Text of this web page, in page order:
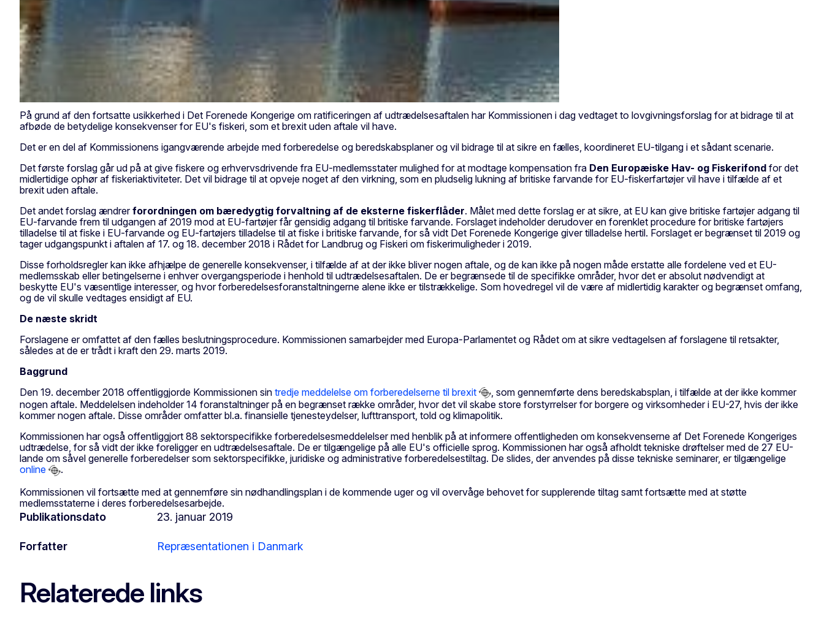
På grund af den fortsatte usikkerhed i Det Forenede Kongerige om ratificeringen af udtrædelsesaftalen har Kommissionen i dag vedtaget to lovgivningsforslag for at bidrage til at
afbøde de betydelige konsekvenser for EU's fiskeri, som et brexit uden aftale vil have.
Det er en del af Kommissionens igangværende arbejde med forberedelse og beredskabsplaner og vil bidrage til at sikre en fælles, koordineret EU-tilgang i et sådant scenarie.
Det første forslag går ud på at give fiskere og erhvervsdrivende fra EU-medlemsstater mulighed for at modtage kompensation fra Den Europæiske Hav- og Fiskerifond for det
midlertidige ophør af fiskeriaktiviteter. Det vil bidrage til at opveje noget af den virkning, som en pludselig lukning af britiske farvande for EU-fiskerfartøjer vil have i tilfælde af et
brexit uden aftale.
Det andet forslag ændrerforordningen om bæredygtig forvaltning af de eksterne fiskerflåder. Målet med dette forslag er at sikre, at EU kan give britiske fartøjer adgang til
EU-farvande frem til udgangen af 2019 mod at EU-fartøjer får gensidig adgang til britiske farvande. Forslaget indeholder derudover en forenklet procedure for britiske fartøjers
tilladelse til at fiske i EU-farvande og EU-fartøjers tilladelse til at fiske i britiske farvande, for så vidt Det Forenede Kongerige giver tilladelse hertil. Forslaget er begrænset til 2019 og
tager udgangspunkt i aftalen af 17. og 18. december 2018 i Rådet for Landbrug og Fiskeri om fiskerimuligheder i 2019.
Disse forholdsregler kan ikke afhjælpe de generelle konsekvenser, i tilfælde af at der ikke bliver nogen aftale, og de kan ikke på nogen måde erstatte alle fordelene ved et EU-
medlemsskab eller betingelserne i enhver overgangsperiode i henhold til udtrædelsesaftalen. De er begrænsede til de specifikke områder, hvor det er absolut nødvendigt at
beskytte EU's væsentlige interesser, og hvor forberedelsesforanstaltningerne alene ikke er tilstrækkelige. Som hovedregel vil de være af midlertidig karakter og begrænset omfang,
og de vil skulle vedtages ensidigt af EU.
De næste skridt
Forslagene er omfattet af den fælles beslutningsprocedure. Kommissionen samarbejder med Europa-Parlamentet og Rådet om at sikre vedtagelsen af forslagene til retsakter,
således at de er trådt i kraft den 29. marts 2019.
Baggrund
Den 19. december 2018 offentliggjorde Kommissionen sin tredje meddelelse om forberedelserne til brexit
, som gennemførte dens beredskabsplan, i tilfælde at der ikke kommer
nogen aftale. Meddelelsen indeholder 14 foranstaltninger på en begrænset række områder, hvor det vil skabe store forstyrrelser for borgere og virksomheder i EU-27, hvis der ikke
kommer nogen aftale. Disse områder omfatter bl.a. finansielle tjenesteydelser, lufttransport, told og klimapolitik.
Kommissionen har også offentliggjort 88 sektorspecifikke forberedelsesmeddelelser med henblik på at informere offentligheden om konsekvenserne af Det Forenede Kongeriges
udtrædelse, for så vidt der ikke foreligger en udtrædelsesaftale. De er tilgængelige på alle EU's officielle sprog. Kommissionen har også afholdt tekniske drøftelser med de 27 EU-
lande om såvel generelle forberedelser som sektorspecifikke, juridiske og administrative forberedelsestiltag. De slides, der anvendes på disse tekniske seminarer, er tilgængelige
online
.
Kommissionen vil fortsætte med at gennemføre sin nødhandlingsplan i de kommende uger og vil overvåge behovet for supplerende tiltag samt fortsætte med at støtte
medlemsstaterne i deres forberedelsesarbejde.
Publikationsdato 23. januar 2019
Forfatter Repræsentationen i Danmark
Relaterede links